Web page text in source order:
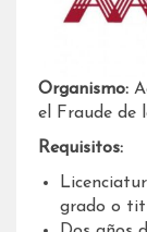
Organismo:
el Fraude de
Requisitos:
grado o